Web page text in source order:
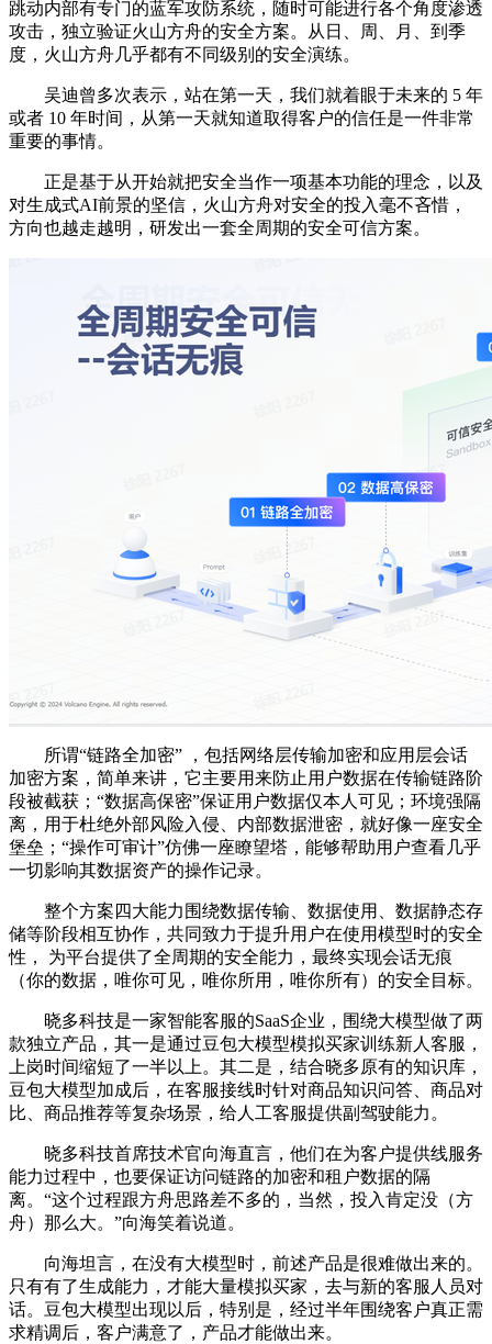
跳动内部有专门的蓝军攻防系统，随时可能进行各个角度渗透
攻击，独立验证火山方舟的安全方案。从日、周、月、到季
度，火山方舟几乎都有不同级别的安全演练。
吴迪曾多次表示，站在第一天，我们就着眼于未来的 5 年
或者 10 年时间，从第一天就知道取得客户的信任是一件非常
重要的事情。
正是基于从开始就把安全当作一项基本功能的理念，以及
对生成式AI前景的坚信，火山方舟对安全的投入毫不吝惜，
方向也越走越明，研发出一套全周期的安全可信方案。
所谓“链路全加密” ，包括网络层传输加密和应用层会话
加密方案，简单来讲，它主要用来防止用户数据在传输链路阶
段被截获；“数据高保密”保证用户数据仅本人可见；环境强隔
离，用于杜绝外部风险入侵、内部数据泄密，就好像一座安全
堡垒；“操作可审计”仿佛一座瞭望塔，能够帮助用户查看几乎
一切影响其数据资产的操作记录。
整个方案四大能力围绕数据传输、数据使用、数据静态存
储等阶段相互协作，共同致力于提升用户在使用模型时的安全
性， 为平台提供了全周期的安全能力，最终实现会话无痕
（你的数据，唯你可见，唯你所用，唯你所有）的安全目标。
晓多科技是一家智能客服的SaaS企业，围绕大模型做了两
款独立产品，其一是通过豆包大模型模拟买家训练新人客服，
上岗时间缩短了一半以上。其二是，结合晓多原有的知识库，
豆包大模型加成后，在客服接线时针对商品知识问答、商品对
比、商品推荐等复杂场景，给人工客服提供副驾驶能力。
晓多科技首席技术官向海直言，他们在为客户提供线服务
能力过程中，也要保证访问链路的加密和租户数据的隔
离。“这个过程跟方舟思路差不多的，当然，投入肯定没（方
舟）那么大。”向海笑着说道。
向海坦言，在没有大模型时，前述产品是很难做出来的。
只有有了生成能力，才能大量模拟买家，去与新的客服人员对
话。豆包大模型出现以后，特别是，经过半年围绕客户真正需
求精调后，客户满意了，产品才能做出来。